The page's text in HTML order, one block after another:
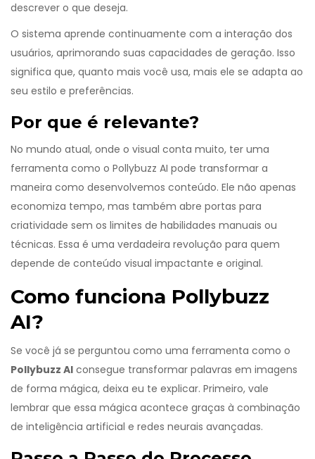
descrever o que deseja.
O sistema aprende continuamente com a interação dos
usuários, aprimorando suas capacidades de geração. Isso
significa que, quanto mais você usa, mais ele se adapta ao
seu estilo e preferências.
Por que é relevante?
No mundo atual, onde o visual conta muito, ter uma
ferramenta como o Pollybuzz AI pode transformar a
maneira como desenvolvemos conteúdo. Ele não apenas
economiza tempo, mas também abre portas para
criatividade sem os limites de habilidades manuais ou
técnicas. Essa é uma verdadeira revolução para quem
depende de conteúdo visual impactante e original.
Como funciona Pollybuzz
AI?
Se você já se perguntou como uma ferramenta como o
Pollybuzz AI consegue transformar palavras em imagens
de forma mágica, deixa eu te explicar. Primeiro, vale
lembrar que essa mágica acontece graças à combinação
de inteligência artificial e redes neurais avançadas.